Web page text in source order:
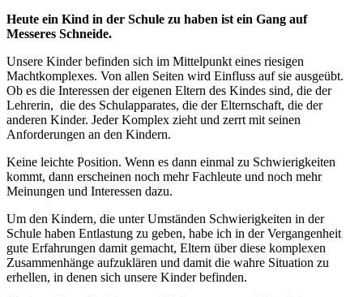
Heute ein Kind in der Schule zu haben ist ein Gang auf
Messeres Schneide.
Unsere Kinder befinden sich im Mittelpunkt eines riesigen
Machtkomplexes. Von allen Seiten wird Einfluss auf sie ausgeübt.
Ob es die Interessen der eigenen Eltern des Kindes sind, die der
Lehrerin, die des Schulapparates, die der Elternschaft, die der
anderen Kinder. Jeder Komplex zieht und zerrt mit seinen
Anforderungen an den Kindern.
Keine leichte Position. Wenn es dann einmal zu Schwierigkeiten
kommt, dann erscheinen noch mehr Fachleute und noch mehr
Meinungen und Interessen dazu.
Um den Kindern, die unter Umständen Schwierigkeiten in der
Schule haben Entlastung zu geben, habe ich in der Vergangenheit
gute Erfahrungen damit gemacht, Eltern über diese komplexen
Zusammenhänge aufzuklären und damit die wahre Situation zu
erhellen, in denen sich unsere Kinder befinden.